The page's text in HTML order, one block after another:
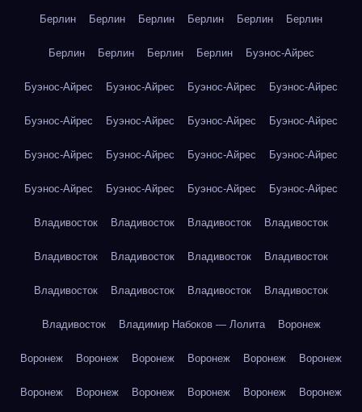
Берлин Берлин Берлин Берлин Берлин Берлин
Берлин Берлин Берлин Берлин Буэнос-Айрес
Буэнос-Айрес Буэнос-Айрес Буэнос-Айрес Буэнос-Айрес
Буэнос-Айрес Буэнос-Айрес Буэнос-Айрес Буэнос-Айрес
Буэнос-Айрес Буэнос-Айрес Буэнос-Айрес Буэнос-Айрес
Буэнос-Айрес Буэнос-Айрес Буэнос-Айрес Буэнос-Айрес
Владивосток Владивосток Владивосток Владивосток
Владивосток Владивосток Владивосток Владивосток
Владивосток Владивосток Владивосток Владивосток
Владивосток Владимир Набоков — Лолита Воронеж
Воронеж Воронеж Воронеж Воронеж Воронеж Воронеж
Воронеж Воронеж Воронеж Воронеж Воронеж Воронеж